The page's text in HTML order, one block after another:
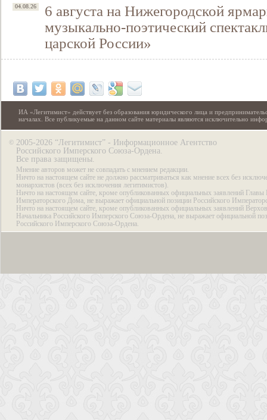
04.08.26
6 августа на Нижегородской
музыкально-поэтический
царской России»
ИА «Легитимист» действует без образования юридического лица и
началах. Все публикуемые на данном сайте материалы являются исключительно
© 2005-2026 “Легитимист” - Информационное Агентство
Российского Имперского Союза-Ордена.
Все права защищены.
Мнение авторов может не совпадать с мнением редакции.
Ничто на настоящем сайте не должно рассматриваться как мнение всех без
монархистов (всех без исключения легитимистов).
Ничто на настоящем сайте, кроме опубликованных официальных заявлений Главы
Императорского Дома, не выражает официальной позиции Российского
Ничто на настоящем сайте, кроме опубликованных официальных заявлений
Начальника Российского Имперского Союза-Ордена, не выражает официальной
Российского Имперского Союза-Ордена.